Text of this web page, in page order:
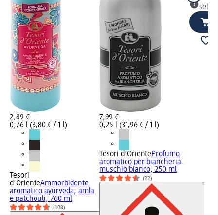
2,89 €
0,76 l (3,80 € / 1 l)
Tesori
d'OrienteAmmorbidente
aromatico ayurveda, amla
e patchouli, 760 ml
(108)
7,99 €
0,25 l (31,96 € / 1 l)
Tesori d'OrienteProfumo
aromatico per biancheria,
muschio bianco, 250 ml
(22)